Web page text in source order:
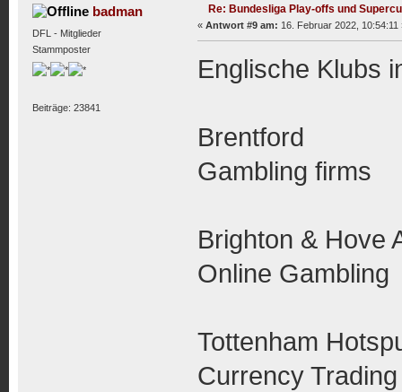
badman
DFL - Mitglieder
Stammposter
Beiträge: 23841
Re: Bundesliga Play-offs und
« Antwort #9 am: 16. Februar 2022, 10:54:11
Englische Klubs
Brentford
Gambling firms
Brighton & Hove
Online Gambling
Tottenham
Currency Trading